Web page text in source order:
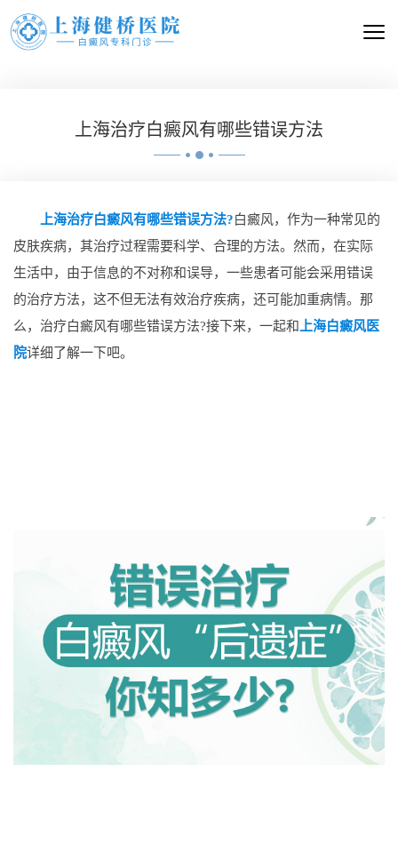
上海治疗白癜风有哪些错误方法
上海治疗白癜风有哪些错误方法?白癜风，作为一种常见的
皮肤疾病，其治疗过程需要科学、合理的方法。然而，在实际
生活中，由于信息的不对称和误导，一些患者可能会采用错误
的治疗方法，这不但无法有效治疗疾病，还可能加重病情。那
么，治疗白癜风有哪些错误方法?接下来，一起和
上海白癜风医
院详细了解一下吧。